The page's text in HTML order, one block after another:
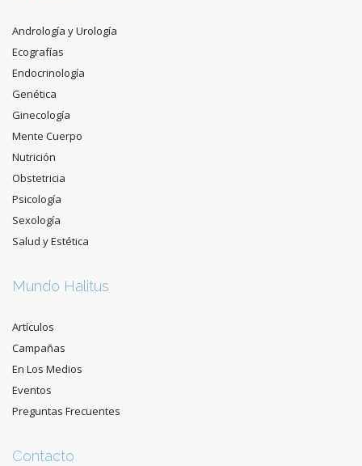
Andrología y Urología
Ecografías
Endocrinología
Genética
Ginecología
Mente Cuerpo
Nutrición
Obstetricia
Psicología
Sexología
Salud y Estética
Mundo Halitus
Artículos
Campañas
En Los Medios
Eventos
Preguntas Frecuentes
Contacto